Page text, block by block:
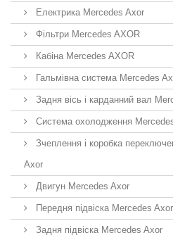
Електрика Mercedes Axor
Фільтри Mercedes AXOR
Кабіна Mercedes AXOR
Гальмівна система Mercedes
Задня вісь і карданний вал
Система охолодження
Зчеплення і коробка
Axor
Двигун Mercedes Axor
Передня підвіска Mercedes Axor
Задня підвіска Mercedes Axor